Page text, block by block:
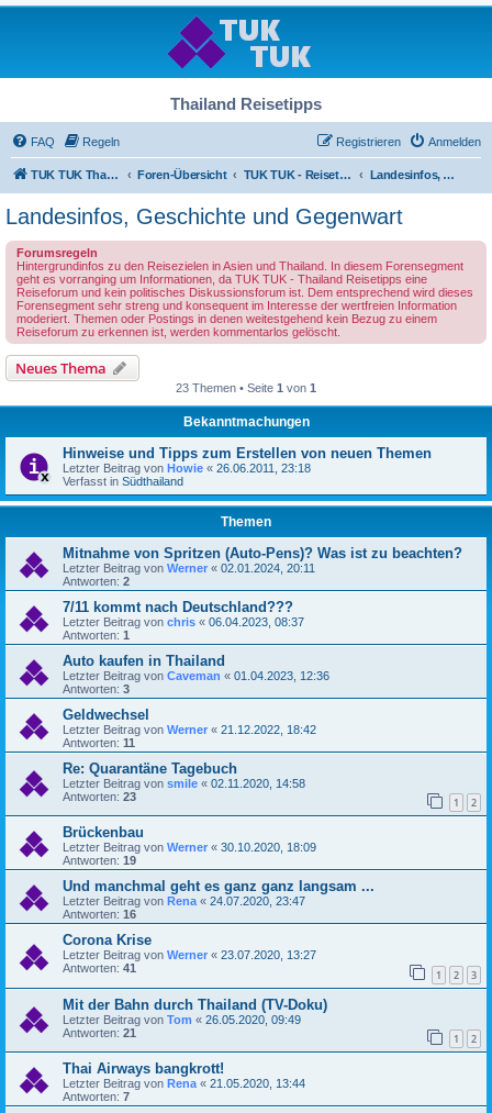
Thailand Reisetipps
FAQ Regeln Anmelden
Registrieren
TUK TUK Thailand Reisetipps Foren-Übersicht TUK TUK - Reisetipps und Landesinformationen Landesinfos, Geschichte und Gegenwart
Landesinfos, Geschichte und Gegenwart
Forumsregeln
Hintergrundinfos zu den Reisezielen in Asien und Thailand. In diesem Forensegment
geht es vorranging um Informationen, da TUK TUK - Thailand Reisetipps eine
Reiseforum und kein politisches Diskussionsforum ist. Dem entsprechend wird dieses
Forensegment sehr streng und konsequent im Interesse der wertfreien Information
moderiert. Themen oder Postings in denen weitestgehend kein Bezug zu einem
Reiseforum zu erkennen ist, werden kommentarlos gelöscht.
Neues Thema
23 Themen • Seite 1 von 1
Bekanntmachungen
Hinweise und Tipps zum Erstellen von neuen Themen
Letzter Beitrag von Howie « 26.06.2011, 23:18
Verfasst in Südthailand
Themen
Mitnahme von Spritzen (Auto-Pens)? Was ist zu beachten?
Letzter Beitrag von Werner « 02.01.2024, 20:11
Antworten: 2
7/11 kommt nach Deutschland???
Letzter Beitrag von chris « 06.04.2023, 08:37
Antworten: 1
Auto kaufen in Thailand
Letzter Beitrag von Caveman « 01.04.2023, 12:36
Antworten: 3
Geldwechsel
Letzter Beitrag von Werner « 21.12.2022, 18:42
Antworten: 11
Re: Quarantäne Tagebuch
Letzter Beitrag von smile « 02.11.2020, 14:58
Antworten: 23 1 2
Brückenbau
Letzter Beitrag von Werner « 30.10.2020, 18:09
Antworten: 19
Und manchmal geht es ganz ganz langsam ...
Letzter Beitrag von Rena « 24.07.2020, 23:47
Antworten: 16
Corona Krise
Letzter Beitrag von Werner « 23.07.2020, 13:27
Antworten: 41 1 2 3
Mit der Bahn durch Thailand (TV-Doku)
Letzter Beitrag von Tom « 26.05.2020, 09:49
Antworten: 21 1 2
Thai Airways bangkrott!
Letzter Beitrag von Rena« 21.05.2020, 13:44
Antworten: 7